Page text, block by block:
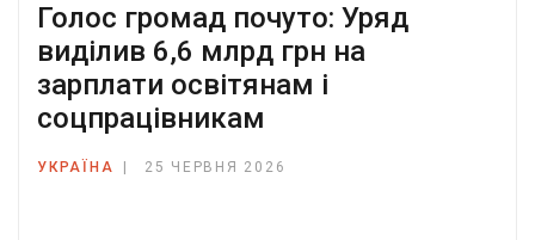
Голос громад почуто: Уряд
виділив 6,6 млрд грн на
зарплати освітянам і
соцпрацівникам
УКРАЇНА 25 ЧЕРВНЯ 2026